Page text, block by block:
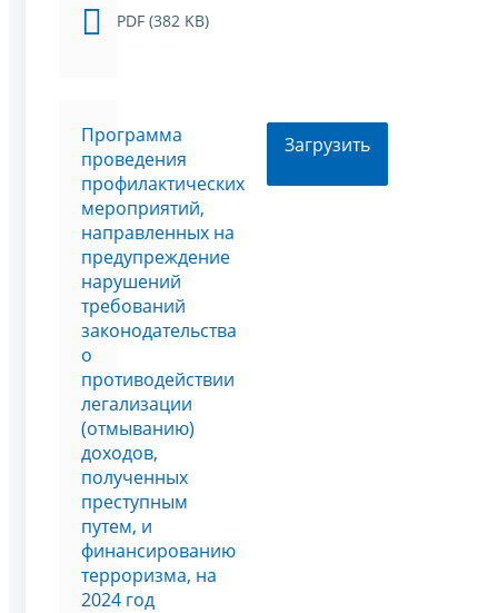
PDF (382 KB)
Программа
проведения
профилактических
мероприятий,
направленных на
предупреждение
нарушений
требований
законодательства
о
противодействии
легализации
(отмыванию)
доходов,
полученных
преступным
путем, и
финансированию
терроризма, на
2024 год
Загрузить